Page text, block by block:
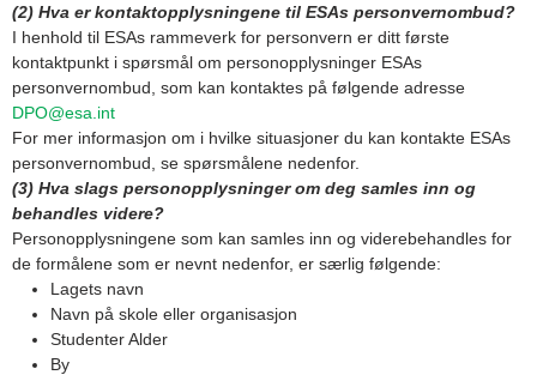
(2) Hva er kontaktopplysningene til ESAs personvernombud?
I henhold til ESAs rammeverk for personvern er ditt første
kontaktpunkt i spørsmål om personopplysninger ESAs
personvernombud, som kan kontaktes på følgende adresse
DPO@esa.int
For mer informasjon om i hvilke situasjoner du kan kontakte ESAs
personvernombud, se spørsmålene nedenfor.
(3) Hva slags personopplysninger om deg samles inn og
behandles videre?
Personopplysningene som kan samles inn og viderebehandles for
de formålene som er nevnt nedenfor, er særlig følgende:
Lagets navn
Navn på skole eller organisasjon
Studenter Alder
By